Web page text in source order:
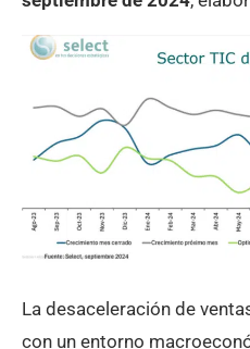
La desaceleración de
con un entorno